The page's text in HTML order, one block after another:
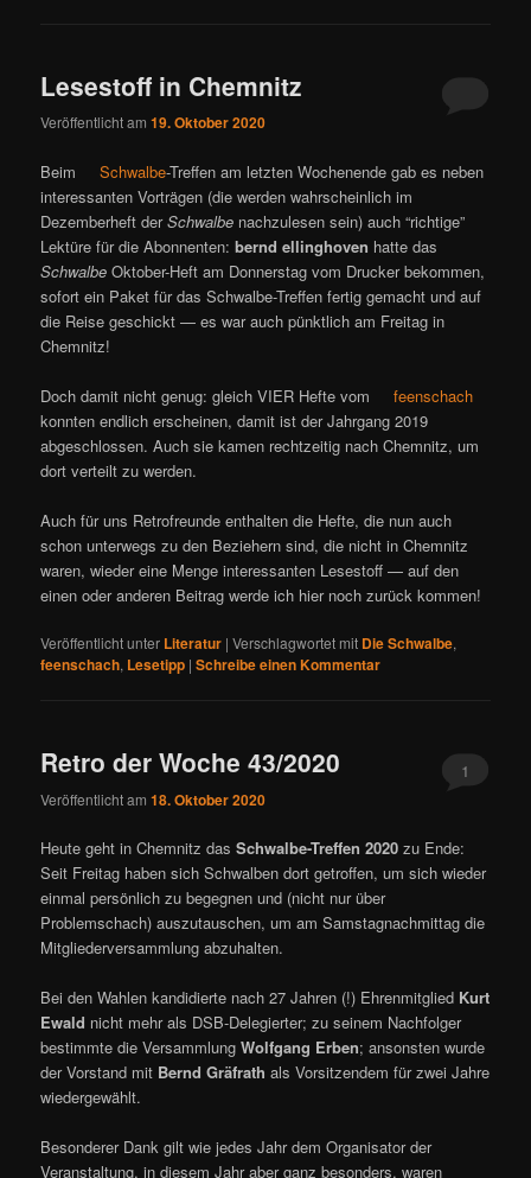
Lesestoff in Chemnitz
Veröffentlicht am19. Oktober 2020
Beim Schwalbe-Treffen am letzten Wochenende gab es neben
interessanten Vorträgen (die werden wahrscheinlich im
Dezemberheft derSchwalbe nachzulesen sein) auch “richtige”
Lektüre für die Abonnenten:bernd ellinghoven hatte das
Schwalbe Oktober-Heft am Donnerstag vom Drucker bekommen,
sofort ein Paket für das Schwalbe-Treffen fertig gemacht und auf
die Reise geschickt — es war auch pünktlich am Freitag in
Chemnitz!
Doch damit nicht genug: gleich VIER Hefte vom
feenschach
konnten endlich erscheinen, damit ist der Jahrgang 2019
abgeschlossen. Auch sie kamen rechtzeitig nach Chemnitz, um
dort verteilt zu werden.
Auch für uns Retrofreunde enthalten die Hefte, die nun auch
schon unterwegs zu den Beziehern sind, die nicht in Chemnitz
waren, wieder eine Menge interessanten Lesestoff — auf den
einen oder anderen Beitrag werde ich hier noch zurück kommen!
Veröffentlicht unter Literatur |Verschlagwortet mit Die Schwalbe,
feenschach, Lesetipp |Schreibe einen Kommentar
Retro der Woche 43/2020
Veröffentlicht am18. Oktober 2020
1
Heute geht in Chemnitz dasSchwalbe-Treffen 2020 zu Ende:
Seit Freitag haben sich Schwalben dort getroffen, um sich wieder
einmal persönlich zu begegnen und (nicht nur über
Problemschach) auszutauschen, um am Samstagnachmittag die
Mitgliederversammlung abzuhalten.
Bei den Wahlen kandidierte nach 27 Jahren (!) Ehrenmitglied Kurt
Ewald nicht mehr als DSB-Delegierter; zu seinem Nachfolger
bestimmte die VersammlungWolfgang Erben; ansonsten wurde
der Vorstand mit Bernd Gräfrath als Vorsitzendem für zwei Jahre
wiedergewählt.
Besonderer Dank gilt wie jedes Jahr dem Organisator der
Veranstaltung, in diesem Jahr aber ganz besonders, waren